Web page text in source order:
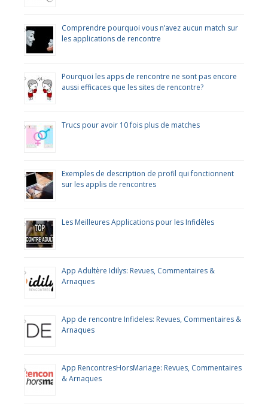
Comprendre pourquoi vous n’avez aucun match sur
les applications de rencontre
Pourquoi les apps de rencontre ne sont pas encore
aussi efficaces que les sites de rencontre?
Trucs pour avoir 10 fois plus de matches
Exemples de description de profil qui fonctionnent
sur les applis de rencontres
Les Meilleures Applications pour les Infidèles
App Adultère Idilys: Revues, Commentaires &
Arnaques
App de rencontre Infideles: Revues, Commentaires &
Arnaques
App RencontresHorsMariage: Revues, Commentaires
& Arnaques